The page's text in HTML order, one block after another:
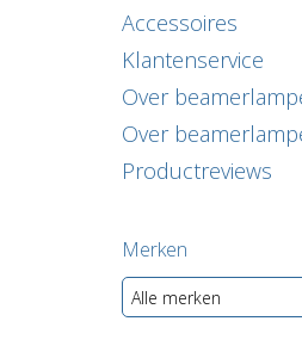
Accessoires
Klantenservice
Over
Over
Productreviews
Merken
Alle merken